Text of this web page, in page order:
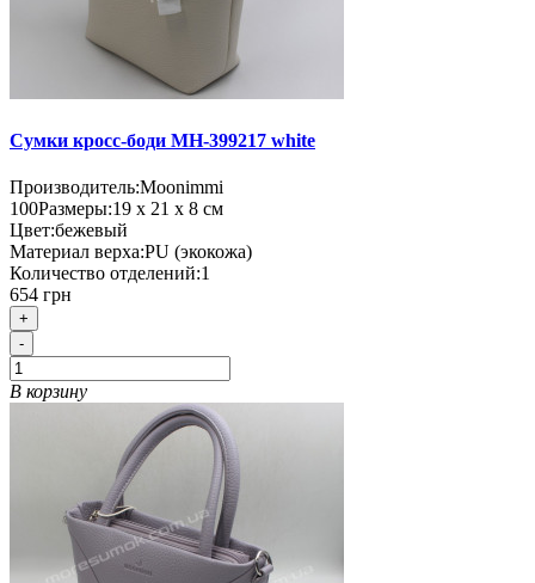
Сумки кросс-боди MH-399217 white
Производитель:Moonimmi
100Размеры:19 х 21 х 8 см
Цвет:бежевый
Материал верха:PU (экокожа)
Количество отделений:1
654 грн
+
-
В корзину